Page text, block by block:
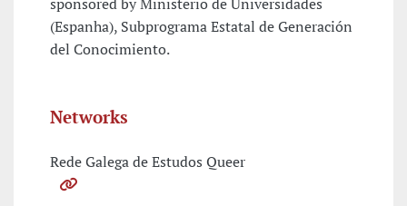
(Espanha), Subprograma Estatal de Generación
del Conocimiento.
Networks
Rede Galega de Estudos Queer